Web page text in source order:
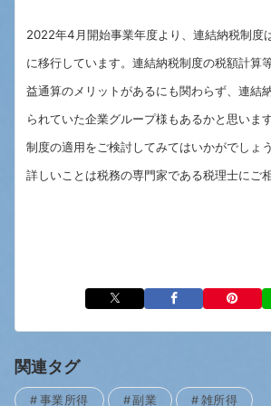
2022年4月開始事業年度より、連結納税制度
に移行しています。連結納税制度の税額計算
益通算のメリットがあるにも関わらず、連結
られていた企業グループ様もあるかと思いま
制度の適用をご検討してみてはいかがでしょう
詳しいことは税務の専門家である税理士にご
関連タグ
事業所得 副業 雑所得